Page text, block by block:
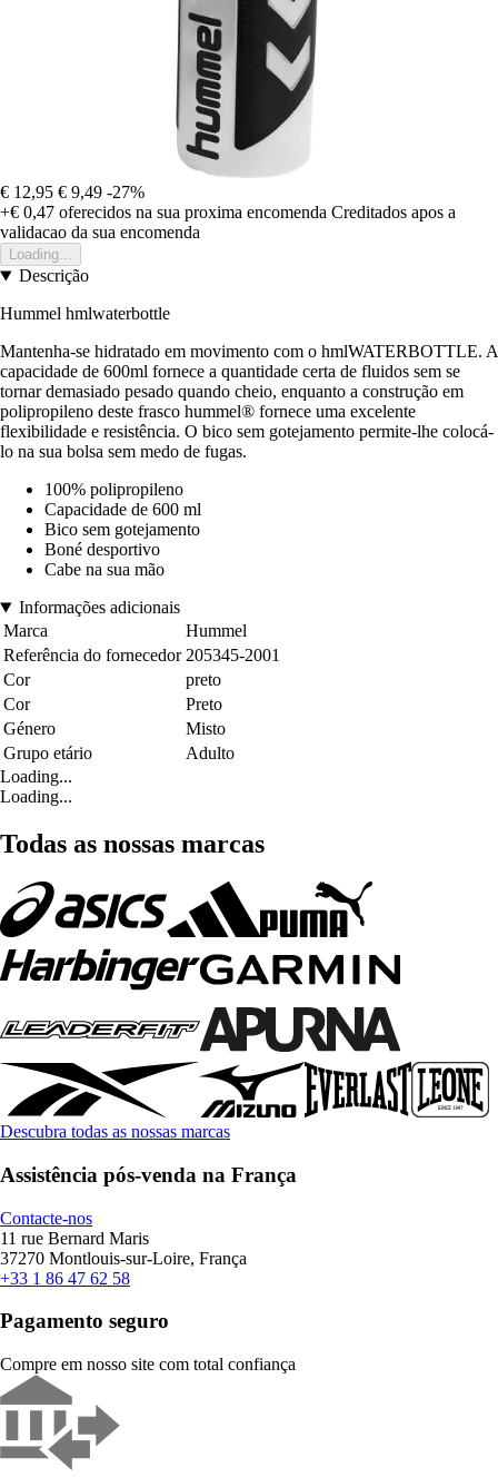
€ 12,95 € 9,49 -27%
+€ 0,47 oferecidos na sua proxima encomenda Creditados apos a
validacao da sua encomenda
Loading...
Descrição
Hummel hmlwaterbottle
Mantenha-se hidratado em movimento com o hmlWATERBOTTLE. A
capacidade de 600ml fornece a quantidade certa de fluidos sem se
tornar demasiado pesado quando cheio, enquanto a construção em
polipropileno deste frasco hummel® fornece uma excelente
flexibilidade e resistência. O bico sem gotejamento permite-lhe colocá-
lo na sua bolsa sem medo de fugas.
100% polipropileno
Capacidade de 600 ml
Bico sem gotejamento
Boné desportivo
Cabe na sua mão
Informações adicionais
Marca
Hummel
Referência do fornecedor 205345-2001
Cor
preto
Cor
Preto
Género
Misto
Grupo etário
Adulto
Loading...
Loading...
Todas as nossas marcas
Descubra todas as nossas marcas
Assistência pós-venda na França
Contacte-nos
11 rue Bernard Maris
37270 Montlouis-sur-Loire, França
+33 1 86 47 62 58
Pagamento seguro
Compre em nosso site com total confiança